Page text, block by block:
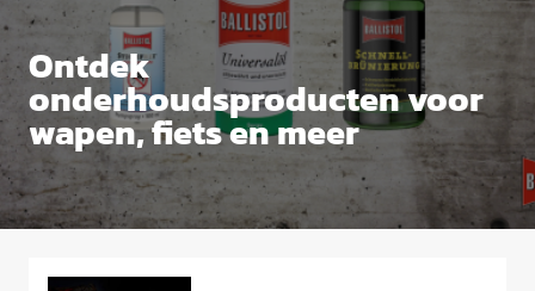
Ontdek
onderhoudsproducten voor
wapen, fiets en meer
Toon de mogelijkheden